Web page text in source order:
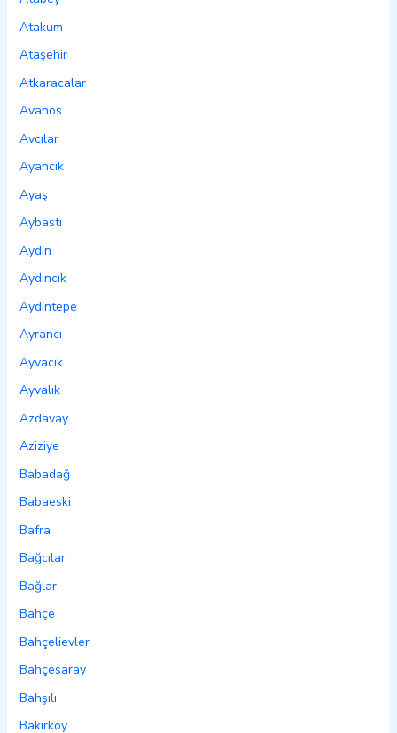
Atakum
Ataşehir
Atkaracalar
Avanos
Avcılar
Ayancık
Ayaş
Aybastı
Aydın
Aydıncık
Aydıntepe
Ayrancı
Ayvacık
Ayvalık
Azdavay
Aziziye
Babadağ
Babaeski
Bafra
Bağcılar
Bağlar
Bahçe
Bahçelievler
Bahçesaray
Bahşılı
Bakırköy